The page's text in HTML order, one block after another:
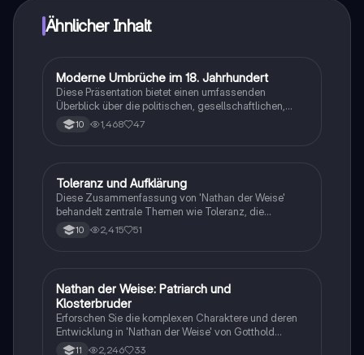
Ähnlicher Inhalt
Deutsch
Moderne Umbrüche im 18. Jahrhundert
Diese Präsentation bietet einen umfassenden
Überblick über die politischen, gesellschaftlichen,
wirtschaftlichen und literarischen Veränderungen im
18. Jahrhundert. Sie behandelt Themen wie die
Ideal für Studierende, die sich mit den Grundlagen
der Moderne und den damit verbundenen
Umwälzungen auseinandersetzen möchten.
10 1,468 47
Deutsch
Toleranz und Aufklärung
Diese Zusammenfassung von 'Nathan der Weise'
behandelt zentrale Themen wie Toleranz, die
Ringparabel und die Aufklärung. Sie bietet eine
detaillierte Analyse der Charaktere und ihrer
Verständnis der literarischen und philosophischen
Konzepte suchen.
10 2,415 51
Deutsch
Nathan der Weise: Patriarch und
Klosterbruder
Erforschen Sie die komplexen Charaktere und deren
Entwicklung in 'Nathan der Weise' von Gotthold
Ephraim Lessing. Diese Zusammenfassung
11 2,246 33